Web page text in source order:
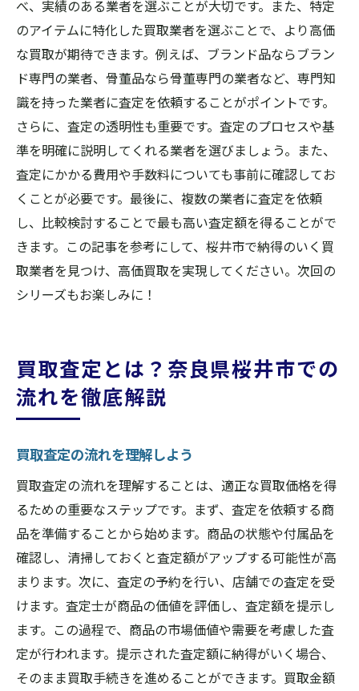
べ、実績のある業者を選ぶことが大切です。また、特定
のアイテムに特化した買取業者を選ぶことで、より高価
な買取が期待できます。例えば、ブランド品ならブラン
ド専門の業者、骨董品なら骨董専門の業者など、専門知
識を持った業者に査定を依頼することがポイントです。
さらに、査定の透明性も重要です。査定のプロセスや基
準を明確に説明してくれる業者を選びましょう。また、
査定にかかる費用や手数料についても事前に確認してお
くことが必要です。最後に、複数の業者に査定を依頼
し、比較検討することで最も高い査定額を得ることがで
きます。この記事を参考にして、桜井市で納得のいく買
取業者を見つけ、高価買取を実現してください。次回の
シリーズもお楽しみに！
買取査定とは？奈良県桜井市での
流れを徹底解説
買取査定の流れを理解しよう
買取査定の流れを理解することは、適正な買取価格を得
るための重要なステップです。まず、査定を依頼する商
品を準備することから始めます。商品の状態や付属品を
確認し、清掃しておくと査定額がアップする可能性が高
まります。次に、査定の予約を行い、店舗での査定を受
けます。査定士が商品の価値を評価し、査定額を提示し
ます。この過程で、商品の市場価値や需要を考慮した査
定が行われます。提示された査定額に納得がいく場合、
そのまま買取手続きを進めることができます。買取金額